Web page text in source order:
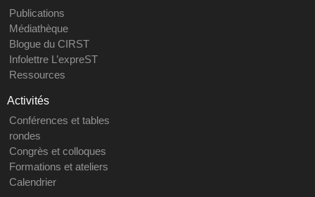
Publications
Médiathèque
Blogue du CIRST
Infolettre L’expreST
Ressources
Activités
Conférences et tables
rondes
Congrès et colloques
Formations et ateliers
Calendrier